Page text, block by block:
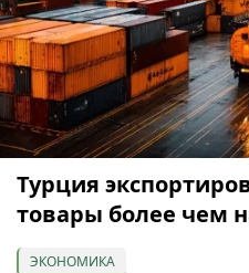
Турция
товары более чем
ЭКОНОМИКА